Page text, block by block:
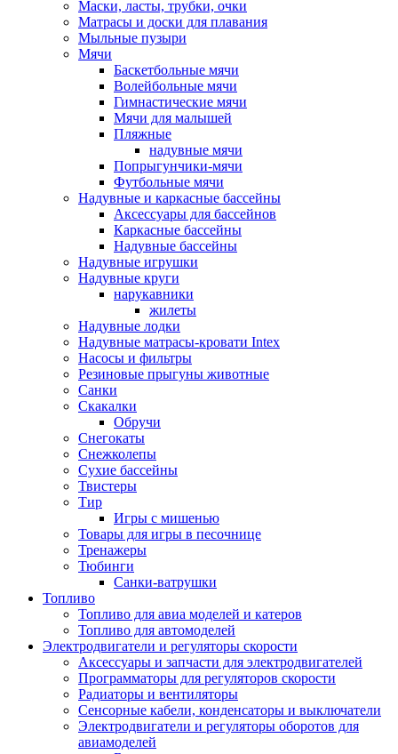
Маски, ласты, трубки, очки
Матрасы и доски для плавания
Мыльные пузыри
Мячи
Баскетбольные мячи
Волейбольные мячи
Гимнастические мячи
Мячи для малышей
Пляжные
надувные мячи
Попрыгунчики-мячи
Футбольные мячи
Надувные и каркасные бассейны
Аксессуары для бассейнов
Каркасные бассейны
Надувные бассейны
Надувные игрушки
Надувные круги
нарукавники
жилеты
Надувные лодки
Надувные матрасы-кровати Intex
Насосы и фильтры
Резиновые прыгуны животные
Санки
Скакалки
Обручи
Снегокаты
Снежколепы
Сухие бассейны
Твистеры
Тир
Игры с мишенью
Товары для игры в песочнице
Тренажеры
Тюбинги
Санки-ватрушки
Топливо
Топливо для авиа моделей и катеров
Топливо для автомоделей
Электродвигатели и регуляторы скорости
Аксессуары и запчасти для электродвигателей
Программаторы для регуляторов скорости
Радиаторы и вентиляторы
Сенсорные кабели, конденсаторы и выключатели
Электродвигатели и регуляторы оборотов для
авиамоделей